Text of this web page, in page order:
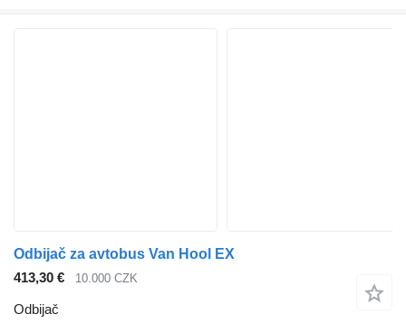
Odbijač za avtobus Van Hool EX
413,30 €
10.000 CZK
Odbijač